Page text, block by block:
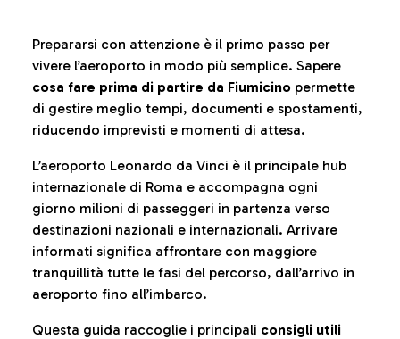
Prepararsi con attenzione è il primo passo per
vivere l’aeroporto in modo più semplice. Sapere
cosa fare prima di partire da Fiumicino permette
di gestire meglio tempi, documenti e spostamenti,
riducendo imprevisti e momenti di attesa.
L’aeroporto Leonardo da Vinci è il principale hub
internazionale di Roma e accompagna ogni
giorno milioni di passeggeri in partenza verso
destinazioni nazionali e internazionali. Arrivare
informati significa affrontare con maggiore
tranquillità tutte le fasi del percorso, dall’arrivo in
aeroporto fino all’imbarco.
Questa guida raccoglie i principali consigli utili